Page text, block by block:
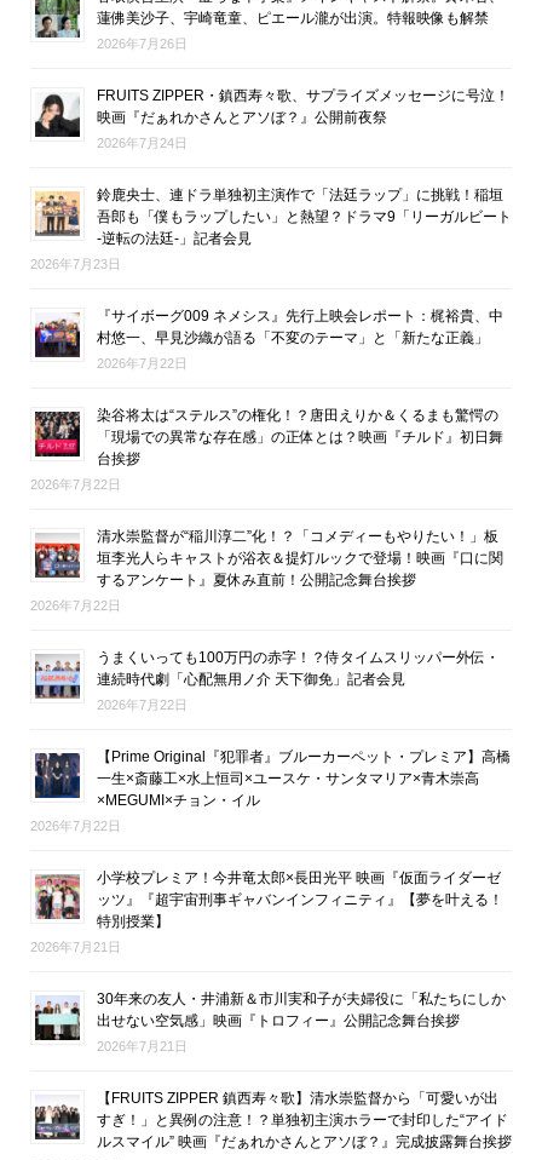
蓮佛美沙子、宇崎竜童、ピエール瀧が出演。特報映像も解禁
2026年7月26日
FRUITS ZIPPER・鎮西寿々歌、サプライズメッセージに号泣！
映画『だぁれかさんとアソぼ？』公開前夜祭
2026年7月24日
鈴鹿央士、連ドラ単独初主演作で「法廷ラップ」に挑戦！稲垣
吾郎も「僕もラップしたい」と熱望？ドラマ9「リーガルビート
-逆転の法廷-」記者会見
2026年7月23日
『サイボーグ009 ネメシス』先行上映会レポート：梶裕貴、中
村悠一、早見沙織が語る「不変のテーマ」と「新たな正義」
2026年7月22日
染谷将太は“ステルス”の権化！？唐田えりか＆くるまも驚愕の
「現場での異常な存在感」の正体とは？映画『チルド』初日舞
台挨拶
2026年7月22日
清水崇監督が“稲川淳二”化！？「コメディーもやりたい！」板
垣李光人らキャストが浴衣＆提灯ルックで登場！映画『口に関
するアンケート』夏休み直前！公開記念舞台挨拶
2026年7月22日
うまくいっても100万円の赤字！？侍タイムスリッパー外伝・
連続時代劇「心配無用ノ介 天下御免」記者会見
2026年7月22日
【Prime Original『犯罪者』ブルーカーペット・プレミア】高橋
一生×斎藤工×水上恒司×ユースケ・サンタマリア×青木崇高
×MEGUMI×チョン・イル
2026年7月22日
小学校プレミア！今井竜太郎×長田光平 映画『仮面ライダーゼ
ッツ』『超宇宙刑事ギャバンインフィニティ』【夢を叶える！
特別授業】
2026年7月21日
30年来の友人・井浦新＆市川実和子が夫婦役に「私たちにしか
出せない空気感」映画『トロフィー』公開記念舞台挨拶
2026年7月21日
【FRUITS ZIPPER 鎮西寿々歌】清水崇監督から「可愛いが出
すぎ！」と異例の注意！？単独初主演ホラーで封印した“アイド
ルスマイル” 映画『だぁれかさんとアソぼ？』完成披露舞台挨拶